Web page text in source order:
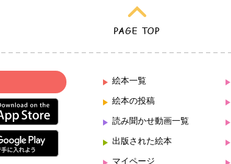
絵本一覧
絵本の投稿
読み聞かせ動画一覧
出版された絵本
マイページ